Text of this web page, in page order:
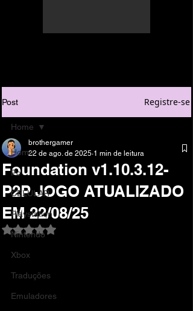
Post Registre-se
Home
Pc
CELULAR
Playstation
Nintendo
Xbox
Traduções
Emuladores
Home
Foundation v1.10.3.12-
P2P JOGO ATUALIZADO
EM 22/08/25
brothergamer
22 de ago. de 2025 1 min de leitura
Avaliado com NaN de 5 estrelas.